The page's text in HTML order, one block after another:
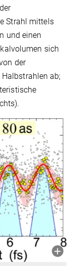
Strahl mittels
und einen
sich
der
ab;